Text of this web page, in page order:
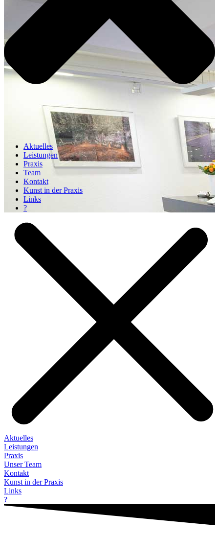
Aktuelles
Leistungen
Praxis
Team
Kontakt
Kunst in der Praxis
Links
?
Aktuelles
Leistungen
Praxis
Unser Team
Kontakt
Kunst in der Praxis
Links
?